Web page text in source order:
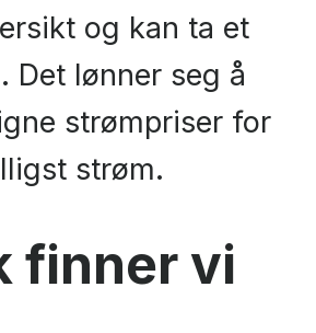
og kan ta et
Det lønner seg å
strømpriser for
strøm.
finner vi